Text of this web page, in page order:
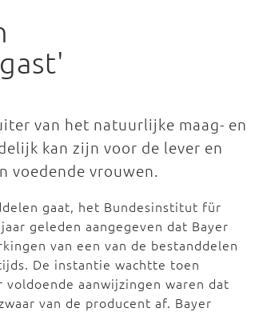
van het natuurlijke maag- en
kan zijn voor de lever en
voedende vrouwen.
gaat, het Bundesinstitut für
geleden aangegeven dat Bayer
van een van de bestanddelen
De instantie wachtte toen
aanwijzingen waren dat
van de producent af. Bayer